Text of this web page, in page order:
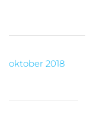
oktober 2018